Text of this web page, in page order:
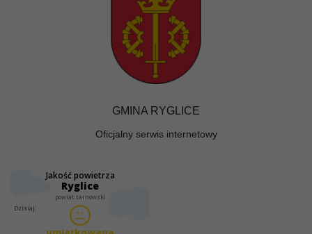
GMINA RYGLICE
Oficjalny serwis internetowy